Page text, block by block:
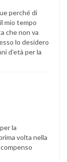
perché di
mio tempo
che non va
lo desidero
d’età per la
la
volta nella